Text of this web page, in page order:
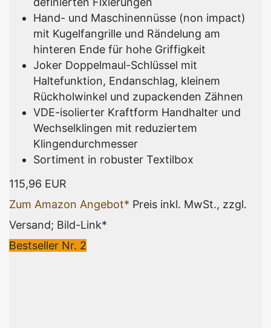
Hand- und Maschinennüsse (non impact)
mit Kugelfangrille und Rändelung am
hinteren Ende für hohe Griffigkeit
Joker Doppelmaul-Schlüssel mit
Haltefunktion, Endanschlag, kleinem
Rückholwinkel und zupackenden Zähnen
VDE-isolierter Kraftform Handhalter und
Wechselklingen mit reduziertem
Klingendurchmesser
Sortiment in robuster Textilbox
115,96 EUR
Zum Amazon Angebot* Preis inkl. MwSt., zzgl.
Versand; Bild-Link*
Bestseller Nr. 2